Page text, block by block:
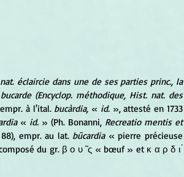
éclaircie dans une de ses parties princ., la
bucarde (Encyclop. méthodique, Hist. nat. des
à l'ital. bucàrdia, « id. », attesté en 1733
« id. » (Ph. Bonanni, Recreatio mentis et
88), empr. au lat. būcardia « pierre précieuse
du gr. β ο υ ̃ ς « bœuf » et κ α ρ δ ι